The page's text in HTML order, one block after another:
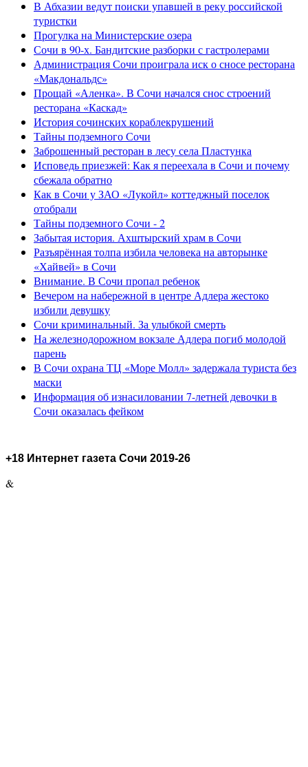
В Абхазии ведут поиски упавшей в реку российской
туристки
Прогулка на Министерские озера
Сочи в 90-х. Бандитские разборки с гастролерами
Администрация Сочи проиграла иск о сносе ресторана
«Макдональдс»
Прощай «Аленка». В Сочи начался снос строений
ресторана «Каскад»
История сочинских кораблекрушений
Тайны подземного Сочи
Заброшенный ресторан в лесу села Пластунка
Исповедь приезжей: Как я переехала в Сочи и почему
сбежала обратно
Как в Сочи у ЗАО «Лукойл» коттеджный поселок
отобрали
Тайны подземного Сочи - 2
Забытая история. Ахштырский храм в Сочи
Разъярённая толпа избила человека на авторынке
«Хайвей» в Сочи
Внимание. В Сочи пропал ребенок
Вечером на набережной в центре Адлера жестоко
избили девушку
Сочи криминальный. За улыбкой смерть
На железнодорожном вокзале Адлера погиб молодой
парень
В Сочи охрана ТЦ «Море Молл» задержала туриста без
маски
Информация об изнасиловании 7-летней девочки в
Сочи оказалась фейком
+18 Интернет газета Сочи 2019-26
&